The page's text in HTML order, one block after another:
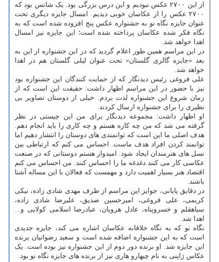
از این ۲۷۰۰ عکس نبودیم و این درس بزرگی بود. یک شانس بود که
۲۷۰۰ عکس را از عکاسان خوبی دیدیم. امسال جایزه دیگری تحت
عنوان جایزه نگاه نو به جشنواره عکس پنج افزوده شده است که به
نگاه فکر شده عکاسان پرداخته شده است؛ این جایزه نیز امسال
اهدا خواهد شد.
در این مراسم همین طور اعلام گردید که در این جشنواره از این به
بعد «جایزه گالری گلستان» تحت عنوان لیلی گلستان هم در اهدا
خواهد شد.
علی فروغی رئیس دیدنگار که از حمایت کنندگان این جشنواره بود
نیز با حضور در این مراسم اظهار داشت: حقیقت این است که از
زمان شروع این جشنواره لذت بردم. خیلی از دوستان تصاویر بی
نظیری را برای جشنواره ارسال کردند.
او اظهار داشت: مجموعه دیدنگار برای من این چیستی در نظر
گرفته می شد که من چه کاره هستم و چه کاری را باید انجام دهم.
هدف اصلی ما این است که توانمندی های دوستان را انتشار دهیم اما
توانمند کردن افراد هدف ماست. احساس می کنم که ارتباطی بین
نسل های هنرمندان ایجاد شود. امیدوار هستم دوستانی که در صنعت
عکاسی کار می کنند دغدغه ما را احساس کنند. من احساس می کنم
اقتصاد هنر بسیار اهمیت دارد و مهمست که فعالان با این مساله آشنا
باشند.
در دقایق پایانی، جوایز این مراسم از طرف مهدی شادی زاده، نیکی
کریمی، علی فروغی، امیرحسین صدیق، علیرضا شادی زاده،
سیاهقلم و خسروپناه، عادل هرویان، عبادرضا اسلامی کولایی و...
اهدا شد.
نگاه نو که به نگاه خلاقانه عکاسان اشاره می کند، جایزه جدیدی
است که به این جشنواره اضافه شده است و سعید رضوانیان برنده
این جایزه شد. او برنده دور دوم از این جشنواره نیز بوده است. یک
عکاس ژاپنی به نام چیهارو هاری نیز از برنده های جایزه نگاه نو بود.